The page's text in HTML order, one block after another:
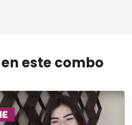
este combo